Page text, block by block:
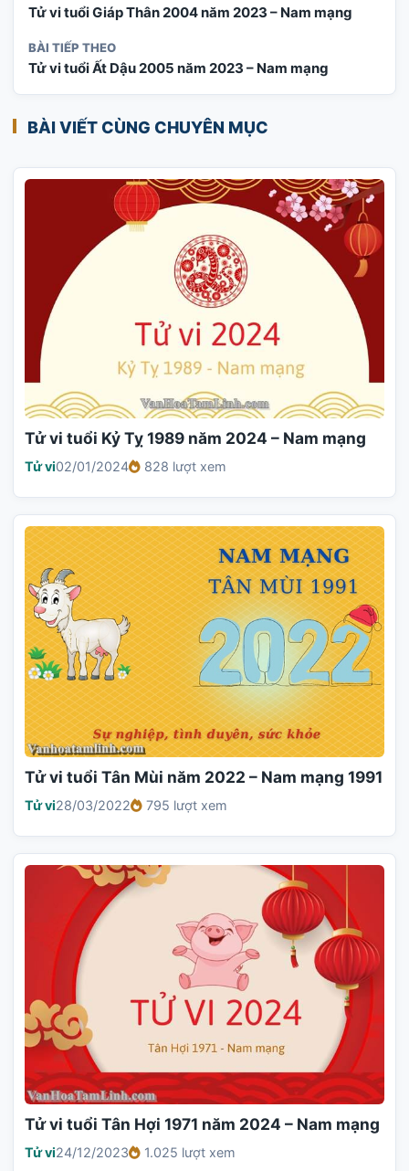
Tử vi tuổi Giáp Thân 2004 năm 2023 – Nam mạng
BÀI TIẾP THEO
Tử vi tuổi Ất Dậu 2005 năm 2023 – Nam mạng
BÀI VIẾT CÙNG CHUYÊN MỤC
Tử vi tuổi Kỷ Tỵ 1989 năm 2024 – Nam mạng
Tử vi02/01/2024 828 lượt xem
Tử vi tuổi Tân Mùi năm 2022 – Nam mạng 1991
Tử vi28/03/2022 795 lượt xem
Tử vi tuổi Tân Hợi 1971 năm 2024 – Nam mạng
Tử vi24/12/2023 1.025 lượt xem